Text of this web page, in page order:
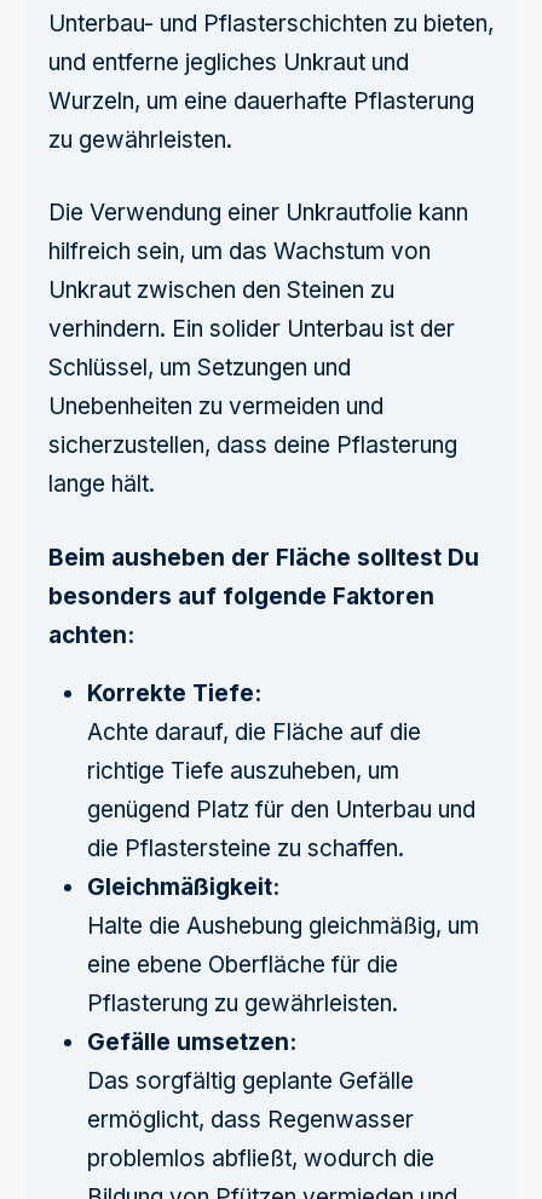
Unterbau- und Pflasterschichten zu bieten,
und entferne jegliches Unkraut und
Wurzeln, um eine dauerhafte Pflasterung
zu gewährleisten.
Die Verwendung einer Unkrautfolie kann
hilfreich sein, um das Wachstum von
Unkraut zwischen den Steinen zu
verhindern. Ein solider Unterbau ist der
Schlüssel, um Setzungen und
Unebenheiten zu vermeiden und
sicherzustellen, dass deine Pflasterung
lange hält.
Beim ausheben der Fläche solltest Du
besonders auf folgende Faktoren
achten:
Korrekte Tiefe:
Achte darauf, die Fläche auf die
richtige Tiefe auszuheben, um
genügend Platz für den Unterbau und
die Pflastersteine zu schaffen.
Gleichmäßigkeit:
Halte die Aushebung gleichmäßig, um
eine ebene Oberfläche für die
Pflasterung zu gewährleisten.
Gefälle umsetzen:
Das sorgfältig geplante Gefälle
ermöglicht, dass Regenwasser
problemlos abfließt, wodurch die